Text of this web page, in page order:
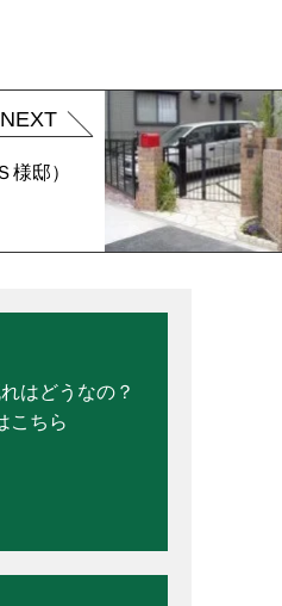
NEXT
邸）
はどうなの？
こちら